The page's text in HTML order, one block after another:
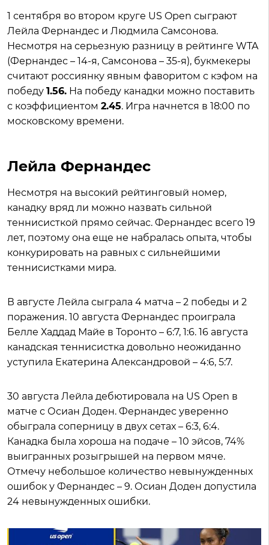
1 сентября во втором круге US Open сыграют
Лейла Фернандес и Людмила Самсонова.
Несмотря на серьезную разницу в рейтинге WTA
(Фернандес – 14-я, Самсонова – 35-я), букмекеры
считают россиянку явным фаворитом с кэфом на
победу 1.56. На победу канадки можно поставить
с коэффициентом 2.45. Игра начнется в 18:00 по
московскому времени.
Лейла Фернандес
Несмотря на высокий рейтинговый номер,
канадку вряд ли можно назвать сильной
теннисисткой прямо сейчас. Фернандес всего 19
лет, поэтому она еще не набралась опыта, чтобы
конкурировать на равных с сильнейшими
теннисистками мира.
В августе Лейла сыграла 4 матча – 2 победы и 2
поражения. 10 августа Фернандес проиграла
Белле Хаддад Майе в Торонто – 6:7, 1:6. 16 августа
канадская теннисистка довольно неожиданно
уступила Екатерина Александровой – 4:6, 5:7.
30 августа Лейла дебютировала на US Open в
матче с Осиан Доден. Фернандес уверенно
обыграла соперницу в двух сетах – 6:3, 6:4.
Канадка была хороша на подаче – 10 эйсов, 74%
выигранных розыгрышей на первом мяче.
Отмечу небольшое количество невынужденных
ошибок у Фернандес – 9. Осиан Доден допустила
24 невынужденных ошибки.